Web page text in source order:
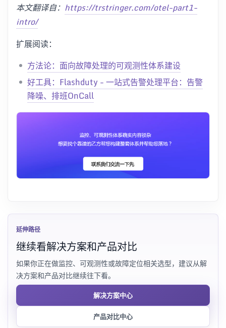
本文翻译自： https://trstringer.com/otel-part1-
intro/
扩展阅读：
方法论：面向故障处理的可观测性体系建设
好工具：Flashduty - 一站式告警处理平台：告警
降噪、排班OnCall
延伸路径
继续看解决方案和产品对比
如果你正在做监控、可观测性或故障定位相关选型，建议从解
决方案和产品对比继续往下看。
解决方案中心
产品对比中心